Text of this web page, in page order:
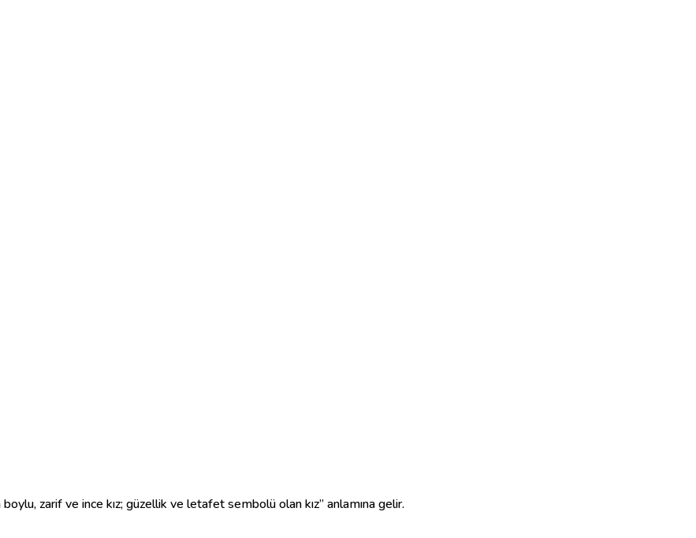
zarif ve ince kız; güzellik ve letafet sembolü olan kız” anlamına gelir.